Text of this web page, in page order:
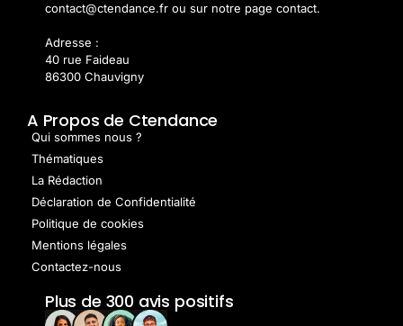
contact@ctendance.fr ou sur notre page contact.
Adresse :
40 rue Faideau
86300 Chauvigny
A Propos de Ctendance
Qui sommes nous ?
Thématiques
La Rédaction
Déclaration de Confidentialité
Politique de cookies
Mentions légales
Contactez-nous
Plus de 300 avis positifs